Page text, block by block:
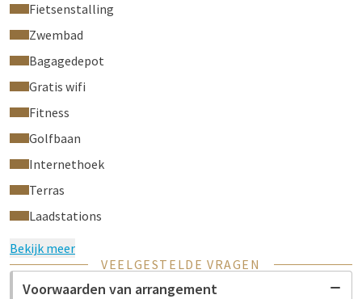
Fietsenstalling
Zwembad
Bagagedepot
Gratis wifi
Fitness
Golfbaan
Internethoek
Terras
Laadstations
Bekijk meer
VEELGESTELDE VRAGEN
Voorwaarden van arrangement